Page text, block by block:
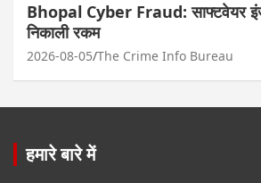
Bhopal Cyber Fraud: साफ्टवेयर
निकाली रकम
2026-08-05 The Crime Info Bureau
हमारे बारे में